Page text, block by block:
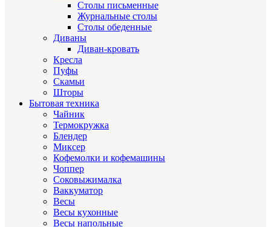
Столы письменные
Журнальные cтолы
Столы обеденные
Диваны
Диван-кровать
Кресла
Пуфы
Скамьи
Шторы
Бытовая техника
Чайник
Термокружка
Блендер
Миксер
Кофемолки и кофемашины
Чоппер
Соковыжималка
Ваккуматор
Весы
Весы кухонные
Весы напольные